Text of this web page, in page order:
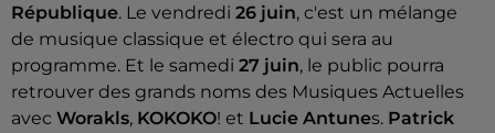
République. Le vendredi 26 juin, c'est un mélange
de musique classique et électro qui sera au
programme. Et le samedi 27 juin, le public pourra
retrouver des grands noms des Musiques Actuelles
avec Worakls, KOKOKO! et Lucie Antunes. Patrick